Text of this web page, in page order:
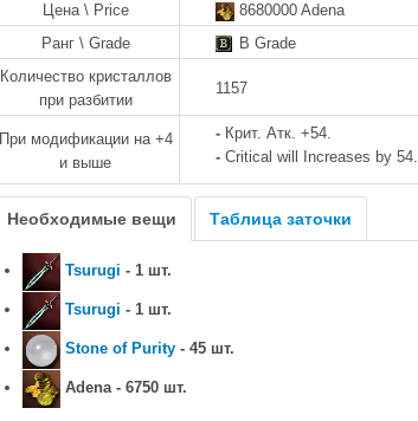
Цена \ Price
8680000 Adena
Ранг \ Grade
B Grade
Количество кристаллов
при разбитии
1157
При модификации на +4
и выше
- Крит. Атк. +54.
- Critical will Increases by 54.
Необходимые вещи Таблица заточки
Tsurugi - 1 шт.
Tsurugi - 1 шт.
Stone of Purity - 45 шт.
Adena - 6750 шт.